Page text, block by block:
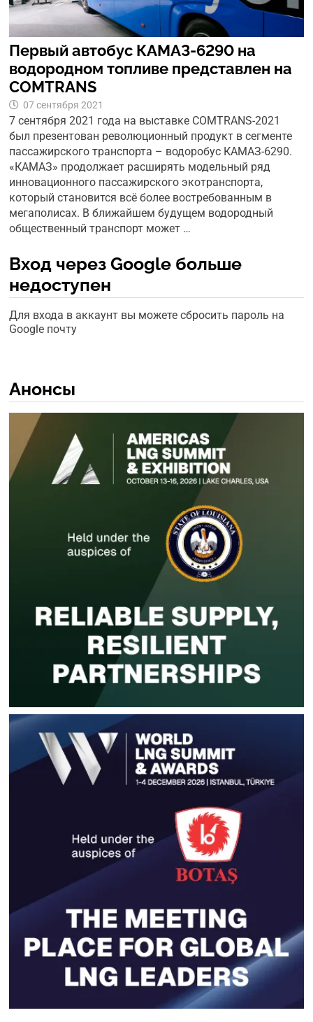
Первый автобус КАМАЗ-6290 на
водородном топливе представлен на
COMTRANS
07 сентября 2021
7 сентября 2021 года на выставке COMTRANS-2021
был презентован революционный продукт в сегменте
пассажирского транспорта – водоробус КАМАЗ-6290.
«КАМАЗ» продолжает расширять модельный ряд
инновационного пассажирского экотранспорта,
который становится всё более востребованным в
мегаполисах. В ближайшем будущем водородный
общественный транспорт может …
Вход через Google больше
недоступен
Для входа в аккаунт вы можете сбросить пароль на
Google почту
Анонсы